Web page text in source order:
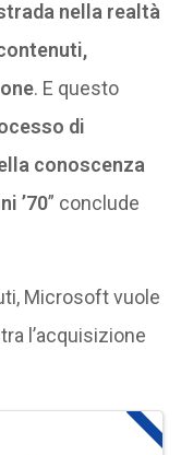
nella realtà
. E questo
di
conoscenza
’70” conclude
Microsoft vuole
l’acquisizione